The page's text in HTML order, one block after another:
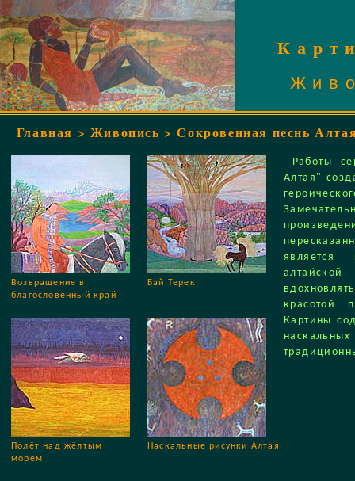
Главная > Живопись > Сокровенная песнь
Работы
Алтая"
является
красотой
Картины
Возвращение в
благословенный край
Бай Терек
Полёт над жёлтым
морем
Наскальные рисунки Алтая